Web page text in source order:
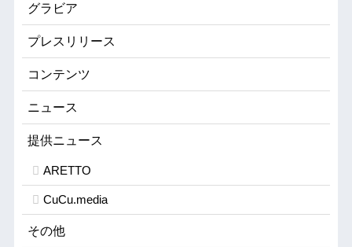
グラビア
プレスリリース
コンテンツ
ニュース
提供ニュース
ARETTO
CuCu.media
その他